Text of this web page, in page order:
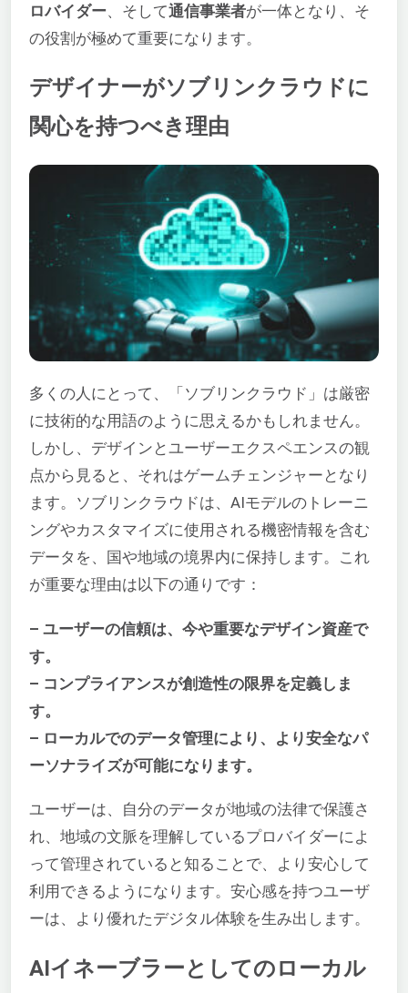
ロバイダー、そして通信事業者が一体となり、そ
の役割が極めて重要になります。
デザイナーがソブリンクラウドに
関心を持つべき理由
多くの人にとって、「ソブリンクラウド」は厳密
に技術的な用語のように思えるかもしれません。
しかし、デザインとユーザーエクスペエンスの観
点から見ると、それはゲームチェンジャーとなり
ます。ソブリンクラウドは、AIモデルのトレーニ
ングやカスタマイズに使用される機密情報を含む
データを、国や地域の境界内に保持します。これ
が重要な理由は以下の通りです：
– ユーザーの信頼は、今や重要なデザイン資産で
す。
– コンプライアンスが創造性の限界を定義しま
す。
– ローカルでのデータ管理により、より安全なパ
ーソナライズが可能になります。
ユーザーは、自分のデータが地域の法律で保護さ
れ、地域の文脈を理解しているプロバイダーによ
って管理されていると知ることで、より安心して
利用できるようになります。安心感を持つユーザ
ーは、より優れたデジタル体験を生み出します。
AIイネーブラーとしてのローカル